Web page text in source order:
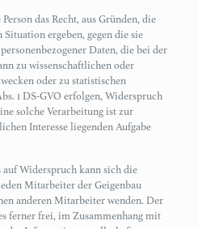
das Recht, aus Gründen, die
Situation ergeben, gegen die sie
Daten, die bei der
zu wissenschaftlichen oder
oder zu statistischen
1 DS-GVO erfolgen, Widerspruch
solche Verarbeitung ist zur
Interesse liegenden Aufgabe
auf Widerspruch kann sich die
Mitarbeiter der Geigenbau
anderen Mitarbeiter wenden. Der
ferner frei, im Zusammenhang mit